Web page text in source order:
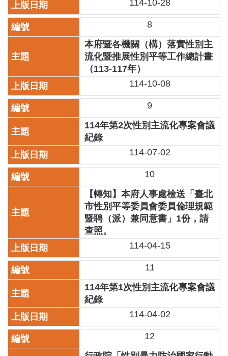
資
訊
音
專
回
首
頁
網
站
導
覽
情
雙
語
詞
台
北
通
English
114-10-28
8
本府暨各機關（構）落實性別主
流化暨推展性別平等工作總計畫
（113-117年）
114-10-08
9
114年第2次性別主流化專案會議
紀錄
114-07-02
10
【轉知】本府人事處檢送「臺北
市性別平等委員會委員倫理規範
暨聘（派）兼同意書」1份，請
查照。
114-04-15
11
114年第1次性別主流化專案會議
紀錄
114-04-02
12